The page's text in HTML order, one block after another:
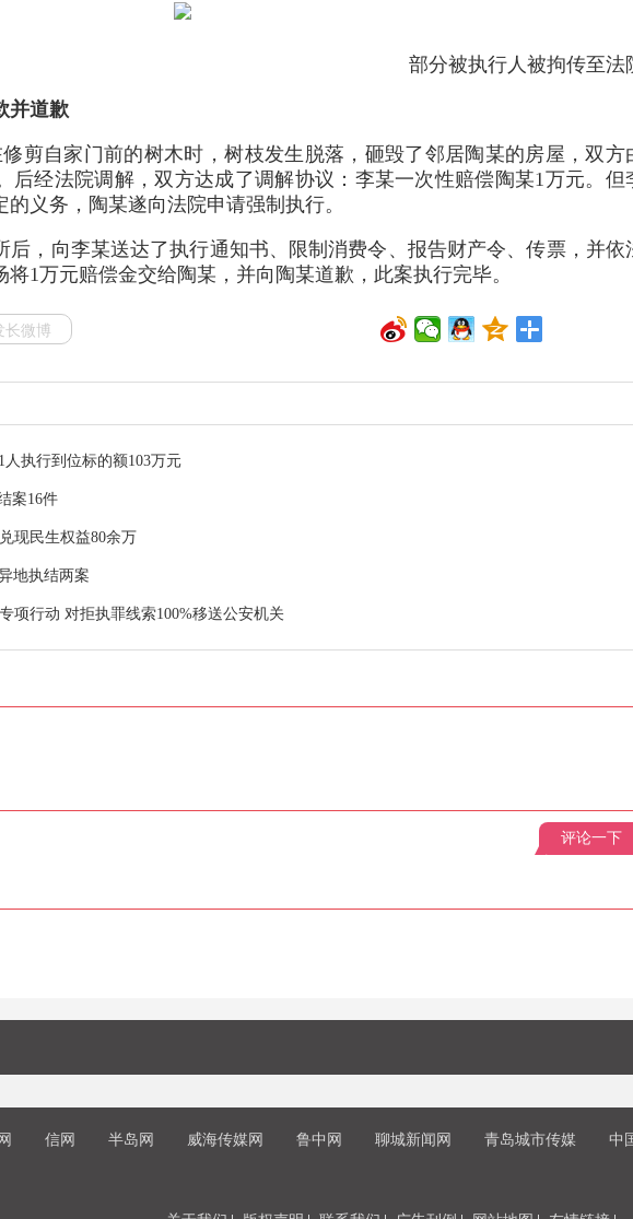
部分被执行人被拘传至法
并道歉
修剪自家门前的树木时，树枝发生脱落，砸毁了邻居陶某的房屋，双方
后经法院调解，双方达成了调解协议：李某一次性赔偿陶某1万元。但
义务，陶某遂向法院申请强制执行。
后，向李某送达了执行通知书、限制消费令、报告财产令、传票，并依
1万元赔偿金交给陶某，并向陶某道歉，此案执行完毕。
长微博
执行到位标的额103万元
案16件
现民生权益80余万
地执结两案
项行动 对拒执罪线索100%移送公安机关
评论一下
信网 半岛网 威海传媒网 鲁中网 聊城新闻网 青岛城市传媒 中